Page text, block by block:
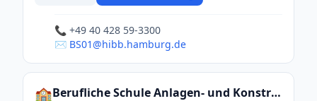
📞 +49 40 428 59-3300
✉️ BS01@hibb.hamburg.de
🏫 Berufliche Schule Anlagen- und Konstruktionstechnik am Inselpark